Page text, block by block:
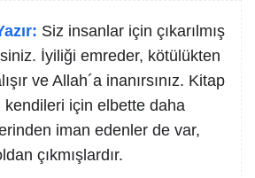
Siz insanlar için çıkarılmış
İyiliği emreder, kötülükten
ve Allah´a inanırsınız. Kitap
kendileri için elbette daha
iman edenler de var,
çıkmışlardır.